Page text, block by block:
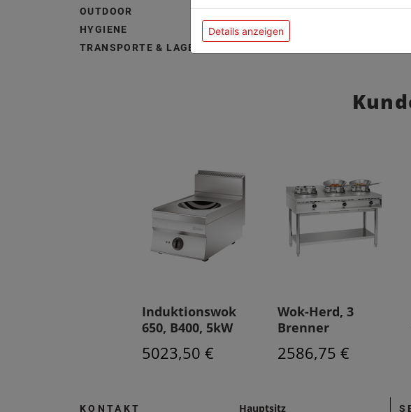
OUTDOOR
HYGIENE
TRANSPORTE & LAGERUNG
Induktionswok
650, B400, 5kW
5023,50 €
Wok-Herd, 3
Brenner
2586,75 €
KONTAKT Hauptsitz
Details anzeigen